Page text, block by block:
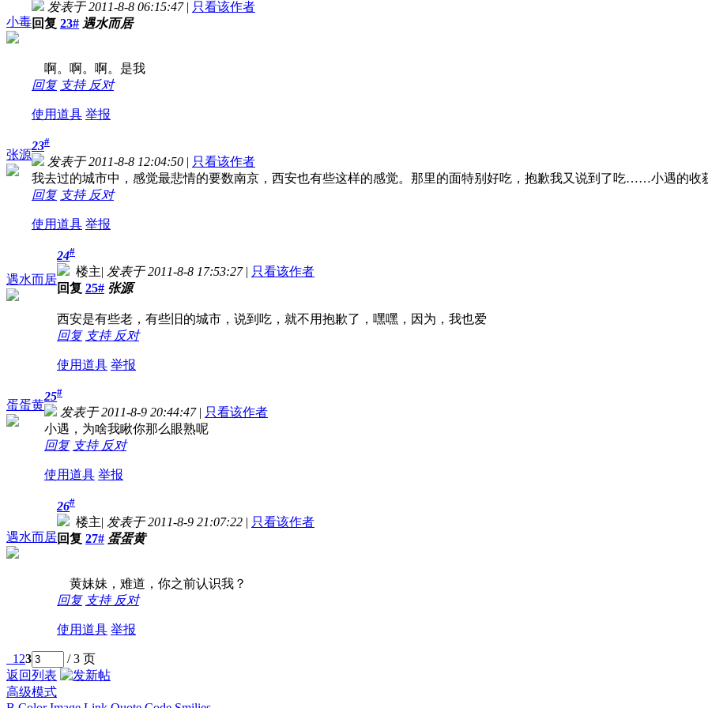
小毒
发表于 2011-8-8 06:15:47 | 只看该作者
回复 23# 遇水而居
啊。啊。啊。是我
回复 支持 反对
使用道具 举报
张源
23#
发表于 2011-8-8 12:04:50 | 只看该作者
我去过的城市中，感觉最悲情的要数南京，西安也有些这样的感觉。那里的面特别好吃，抱歉我又说到了吃……小遇的
回复 支持 反对
使用道具 举报
遇水而居
24#
楼主| 发表于 2011-8-8 17:53:27 | 只看该作者
回复 25# 张源
西安是有些老，有些旧的城市，说到吃，就不用抱歉了，嘿嘿，因为，我也爱
回复 支持 反对
使用道具 举报
蛋蛋黄
25#
发表于 2011-8-9 20:44:47 | 只看该作者
小遇，为啥我瞅你那么眼熟呢
回复 支持 反对
使用道具 举报
遇水而居
26#
楼主| 发表于 2011-8-9 21:07:22 | 只看该作者
回复 27# 蛋蛋黄
黄妹妹，难道，你之前认识我？
回复 支持 反对
使用道具 举报
1 23
/ 3 页
返回列表
高级模式